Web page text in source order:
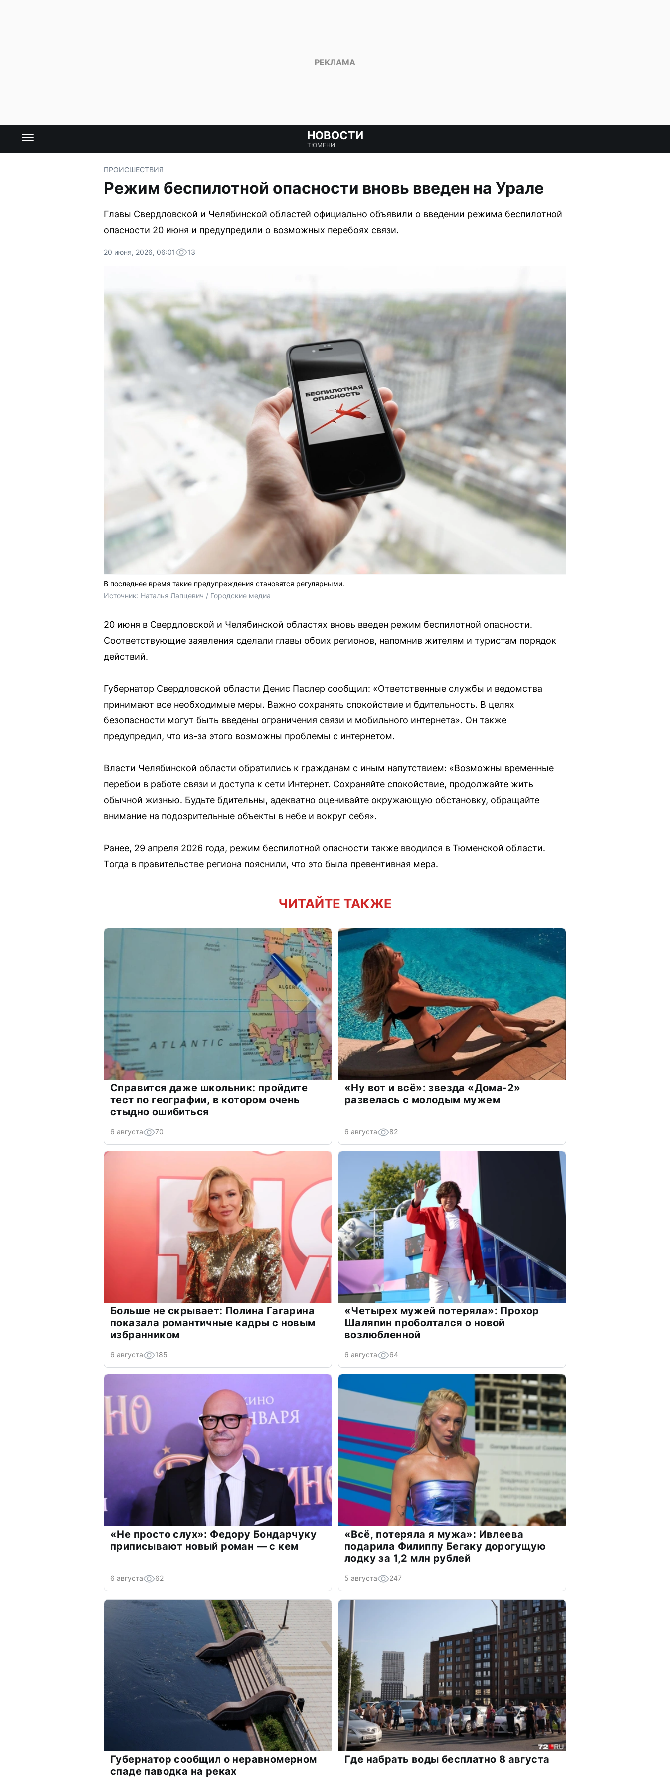
НОВОСТИ
ТЮМЕНИ
ПРОИСШЕСТВИЯ
Режим беспилотной опасности вновь введен на Урале
Главы Свердловской и Челябинской областей официально объявили о введении режима беспилотной
опасности 20 июня и предупредили о возможных перебоях связи.
20 июня, 2026, 06:01 13
В последнее время такие предупреждения становятся регулярными.
Источник: Наталья Лапцевич / Городские медиа
20 июня в Свердловской и Челябинской областях вновь введен режим беспилотной опасности.
Соответствующие заявления сделали главы обоих регионов, напомнив жителям и туристам порядок
действий.
Губернатор Свердловской области Денис Паслер сообщил: «Ответственные службы и ведомства
принимают все необходимые меры. Важно сохранять спокойствие и бдительность. В целях
безопасности могут быть введены ограничения связи и мобильного интернета». Он также
предупредил, что из-за этого возможны проблемы с интернетом.
Власти Челябинской области обратились к гражданам с иным напутствием: «Возможны временные
перебои в работе связи и доступа к сети Интернет. Сохраняйте спокойствие, продолжайте жить
обычной жизнью. Будьте бдительны, адекватно оценивайте окружающую обстановку, обращайте
внимание на подозрительные объекты в небе и вокруг себя».
Ранее, 29 апреля 2026 года, режим беспилотной опасности также вводился в Тюменской области.
Тогда в правительстве региона пояснили, что это была превентивная мера.
ЧИТАЙТЕ ТАКЖЕ
Справится даже школьник: пройдите
тест по географии, в котором очень
стыдно ошибиться
6 августа 70
«Ну вот и всё»: звезда «Дома-2»
развелась с молодым мужем
6 августа 82
Больше не скрывает: Полина Гагарина
показала романтичные кадры с новым
избранником
6 августа 185
«Четырех мужей потеряла»: Прохор
Шаляпин проболтался о новой
возлюбленной
6 августа 64
«Не просто слух»: Федору Бондарчуку
приписывают новый роман — с кем
6 августа 62
«Всё, потеряла я мужа»: Ивлеева
подарила Филиппу Бегаку дорогущую
лодку за 1,2 млн рублей
5 августа 247
Губернатор сообщил о неравномерном
спаде паводка на реках
Где набрать воды бесплатно 8 августа